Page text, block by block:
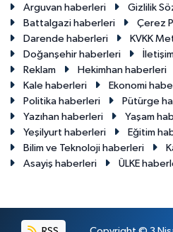
Arguvan haberleri
Gizlilik
Battalgazi haberleri
Çerez
Darende haberleri
KVKK
Doğanşehir haberleri
Reklam
Hekimhan haberleri
Kale haberleri
Ekonomi
Politika haberleri
Pütürge
Yazıhan haberleri
Yaşam
Yeşilyurt haberleri
Eğitim
Bilim ve Teknoloji haberleri
Asayiş haberleri
ÜLKE